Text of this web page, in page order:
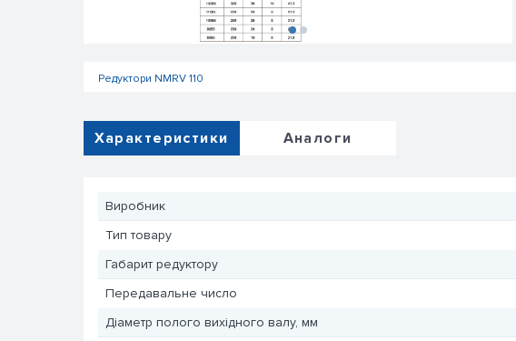
Редуктори NMRV 110
Характеристики Аналоги
Виробник
Тип товару
Габарит редуктору
Передавальне число
Діаметр полого вихідного валу, мм